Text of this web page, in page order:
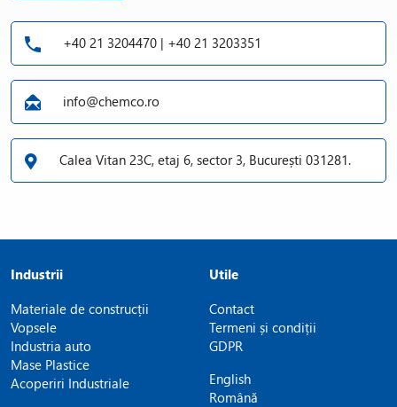
+40 21 3204470 | +40 21 3203351
info@chemco.ro
Calea Vitan 23C, etaj 6, sector 3, București 031281.
Industrii
Materiale de construcții
Vopsele
Industria auto
Mase Plastice
Acoperiri Industriale
Utile
Contact
Termeni și condiții
GDPR
English
Română